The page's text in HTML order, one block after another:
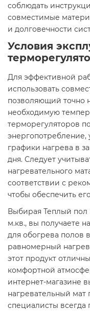
соблюдать
совместимые
и долговечности
Условия
Для эффективной
использовать
позволяющий точно
необходимую
терморегуляторов
энергопотребление,
графики нагрева в
дня. Следует
нагревательного
соответствии с
чтобы обеспечить
Выбирая Теплый пол
м.кв., вы получаете
для обогрева полов
равномерный
этот продукт
комфортной
интернет-магазине
нагревательный
специалисты всегда